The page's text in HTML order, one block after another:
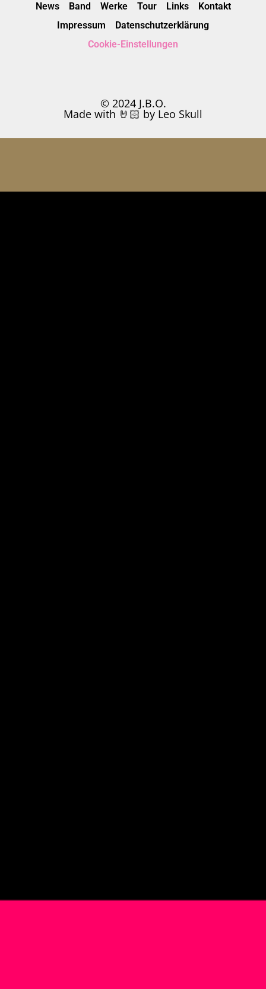
News Band Werke Tour Links
Kontakt
Impressum
Datenschutzerklärung
Cookie-Einstellungen
© 2024 J.B.O.
Made with 🤘🏻 by Leo Skull